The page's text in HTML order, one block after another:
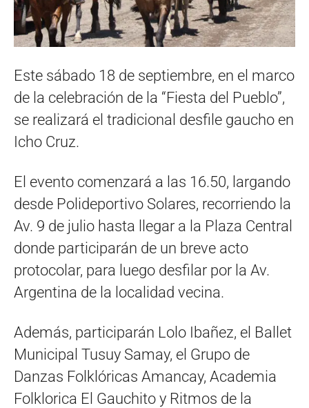
Este sábado 18 de septiembre, en el marco
de la celebración de la “Fiesta del Pueblo”,
se realizará el tradicional desfile gaucho en
Icho Cruz.
El evento comenzará a las 16.50, largando
desde Polideportivo Solares, recorriendo la
Av. 9 de julio hasta llegar a la Plaza Central
donde participarán de un breve acto
protocolar, para luego desfilar por la Av.
Argentina de la localidad vecina.
Además, participarán Lolo Ibañez, el Ballet
Municipal Tusuy Samay, el Grupo de
Danzas Folklóricas Amancay, Academia
Folklorica El Gauchito y Ritmos de la